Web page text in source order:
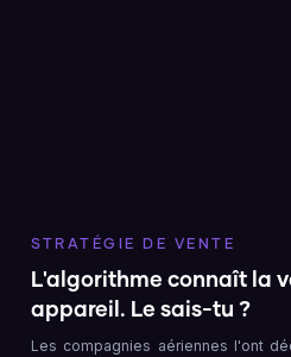
STRATÉGIE DE VENTE
L'algorithme connaît la
appareil. Le sais-tu ?
Les compagnies aériennes l'ont